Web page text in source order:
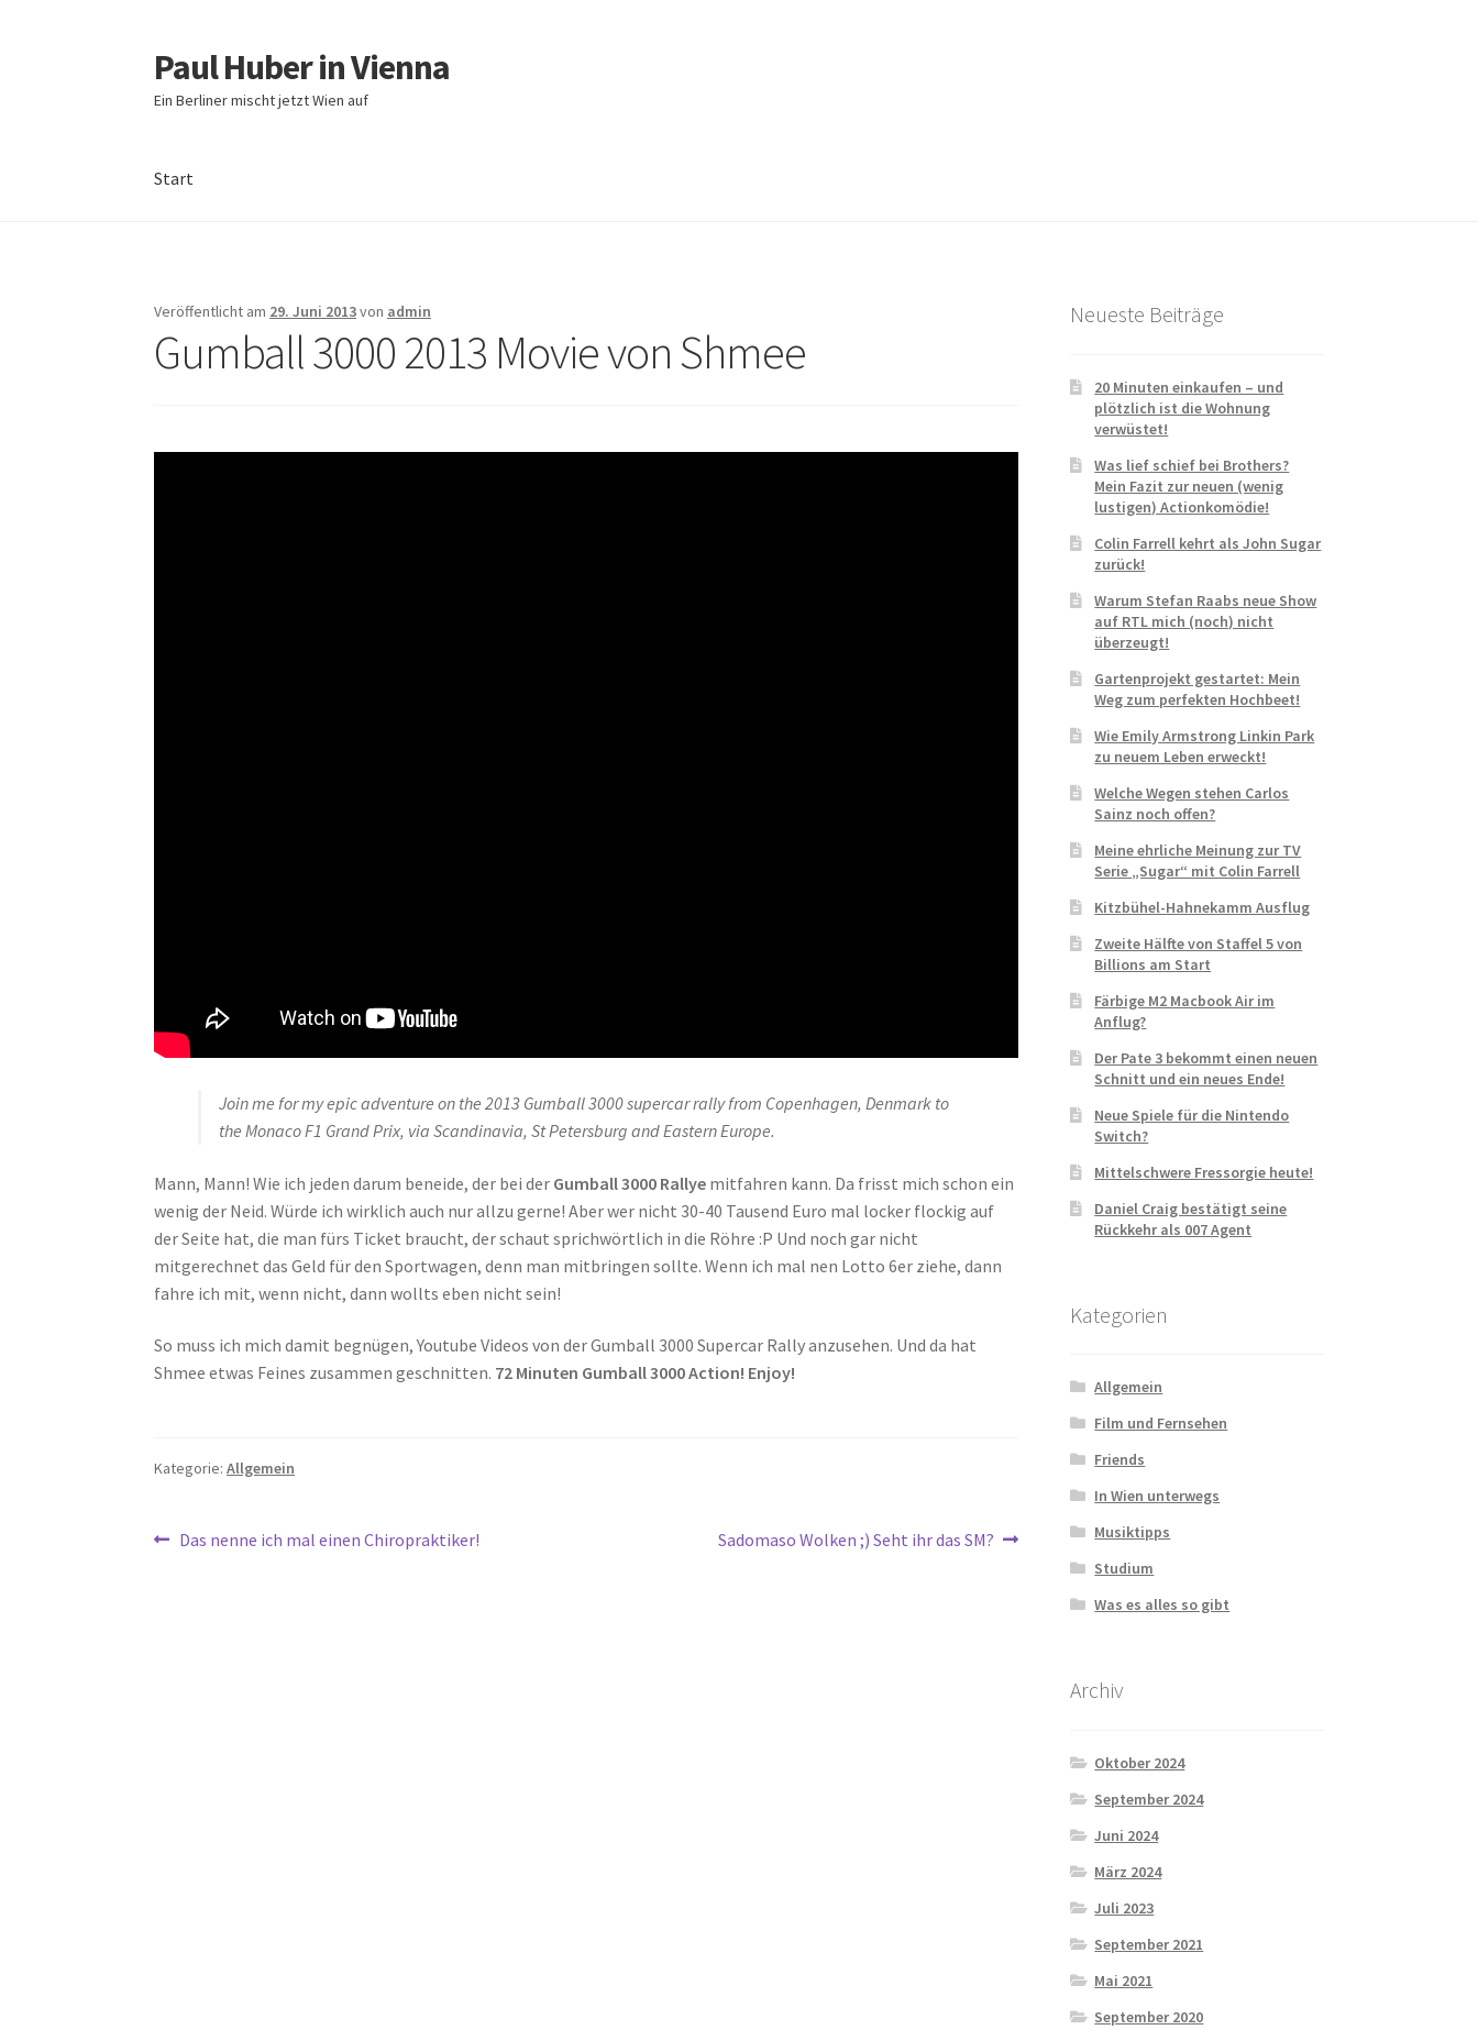
Zur
Navigation
springen
Zum
Inhalt
springen
Paul Huber in Vienna
Ein Berliner mischt jetzt Wien auf
Start
Veröffentlicht am 29. Juni 2013von admin
Gumball 3000 2013 Movie von Shmee
Join me for my epic adventure on the 2013 Gumball 3000 supercar rally from Copenhagen, Denmark to
the Monaco F1 Grand Prix, via Scandinavia, St Petersburg and Eastern Europe.
Mann, Mann! Wie ich jeden darum beneide, der bei der Gumball 3000 Rallye mitfahren kann. Da frisst mich schon ein
wenig der Neid. Würde ich wirklich auch nur allzu gerne! Aber wer nicht 30-40 Tausend Euro mal locker flockig auf
der Seite hat, die man fürs Ticket braucht, der schaut sprichwörtlich in die Röhre :P Und noch gar nicht
mitgerechnet das Geld für den Sportwagen, denn man mitbringen sollte. Wenn ich mal nen Lotto 6er ziehe, dann
fahre ich mit, wenn nicht, dann wollts eben nicht sein!
So muss ich mich damit begnügen, Youtube Videos von der Gumball 3000 Supercar Rally anzusehen. Und da hat
Shmee etwas Feines zusammen geschnitten. 72 Minuten Gumball 3000 Action! Enjoy!
Kategorie:Allgemein
Beitragsnavigation
Vorheriger
Das nenne ich mal einen Chiropraktiker!
Nächster
Sadomaso Wolken ;) Seht ihr das SM?
Neueste Beiträge
20 Minuten einkaufen – und
plötzlich ist die Wohnung
verwüstet!
Was lief schief bei Brothers?
Mein Fazit zur neuen (wenig
lustigen) Actionkomödie!
Colin Farrell kehrt als John Sugar
zurück!
Warum Stefan Raabs neue Show
auf RTL mich (noch) nicht
überzeugt!
Gartenprojekt gestartet: Mein
Weg zum perfekten Hochbeet!
Wie Emily Armstrong Linkin Park
zu neuem Leben erweckt!
Welche Wegen stehen Carlos
Sainz noch offen?
Meine ehrliche Meinung zur TV
Serie „Sugar“ mit Colin Farrell
Kitzbühel-Hahnekamm Ausflug
Zweite Hälfte von Staffel 5 von
Billions am Start
Färbige M2 Macbook Air im
Anflug?
Der Pate 3 bekommt einen neuen
Schnitt und ein neues Ende!
Neue Spiele für die Nintendo
Switch?
Mittelschwere Fressorgie heute!
Daniel Craig bestätigt seine
Rückkehr als 007 Agent
Kategorien
Allgemein
Film und Fernsehen
Friends
In Wien unterwegs
Musiktipps
Studium
Was es alles so gibt
Archiv
Oktober 2024
September 2024
Juni 2024
März 2024
Juli 2023
September 2021
Mai 2021
September 2020